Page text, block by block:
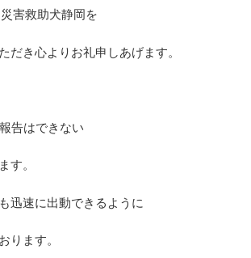
害救助犬静岡を
だき心よりお礼申しあげます。
告はできない
す。
迅速に出動できるように
ります。